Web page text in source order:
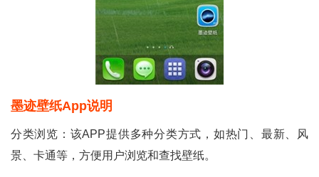
墨迹壁纸app说明
分类浏览：该APP提供多种分类方式，如热门、最新、风
景、卡通等，方便用户浏览和查找壁纸。